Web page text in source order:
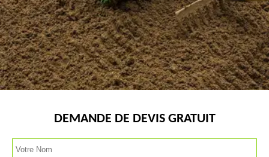
DEMANDE DE DEVIS GRATUIT